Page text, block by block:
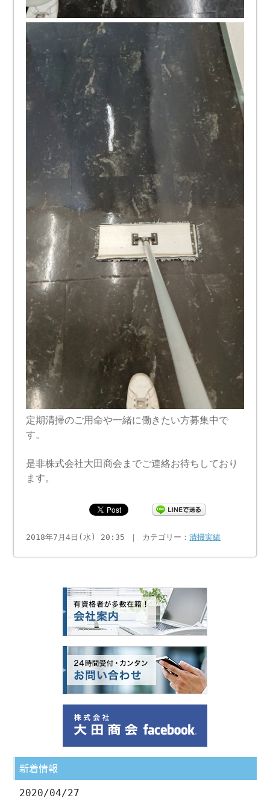
定期清掃のご用命や一緒に働きたい方募集中で
す。
是非株式会社大田商会までご連絡お待ちしており
ます。
2018年7月4日(水) 20:35 ｜ カテゴリー：清掃実績
新着情報
2020/04/27